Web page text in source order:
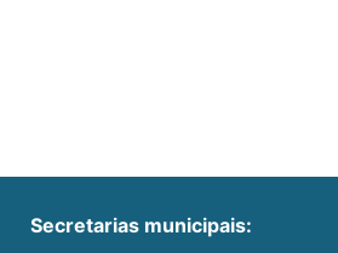
secretarias municipais: